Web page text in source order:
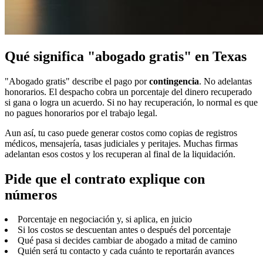
Qué significa "abogado gratis" en Texas
"Abogado gratis" describe el pago porcontingencia. No adelantas
honorarios. El despacho cobra un porcentaje del dinero recuperado
si gana o logra un acuerdo. Si no hay recuperación, lo normal es que
no pagues honorarios por el trabajo legal.
Aun así, tu caso puede generar costos como copias de registros
médicos, mensajería, tasas judiciales y peritajes. Muchas firmas
adelantan esos costos y los recuperan al final de la liquidación.
Pide que el contrato explique con
números
Porcentaje en negociación y, si aplica, en juicio
Si los costos se descuentan antes o después del porcentaje
Qué pasa si decides cambiar de abogado a mitad de camino
Quién será tu contacto y cada cuánto te reportarán avances